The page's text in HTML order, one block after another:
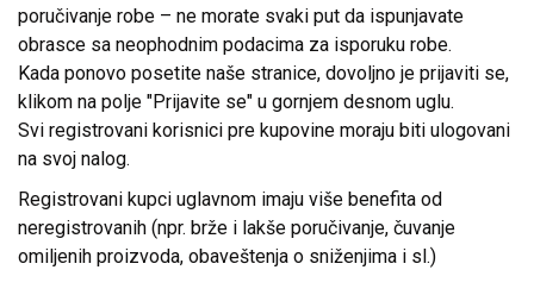
poručivanje robe – ne morate svaki put da ispunjavate
obrasce sa neophodnim podacima za isporuku robe.
Kada ponovo posetite naše stranice, dovoljno je prijaviti se,
klikom na polje "Prijavite se" u gornjem desnom uglu.
Svi registrovani korisnici pre kupovine moraju biti ulogovani
na svoj nalog.
Registrovani kupci uglavnom imaju više benefita od
neregistrovanih (npr. brže i lakše poručivanje, čuvanje
omiljenih proizvoda, obaveštenja o sniženjima i sl.)